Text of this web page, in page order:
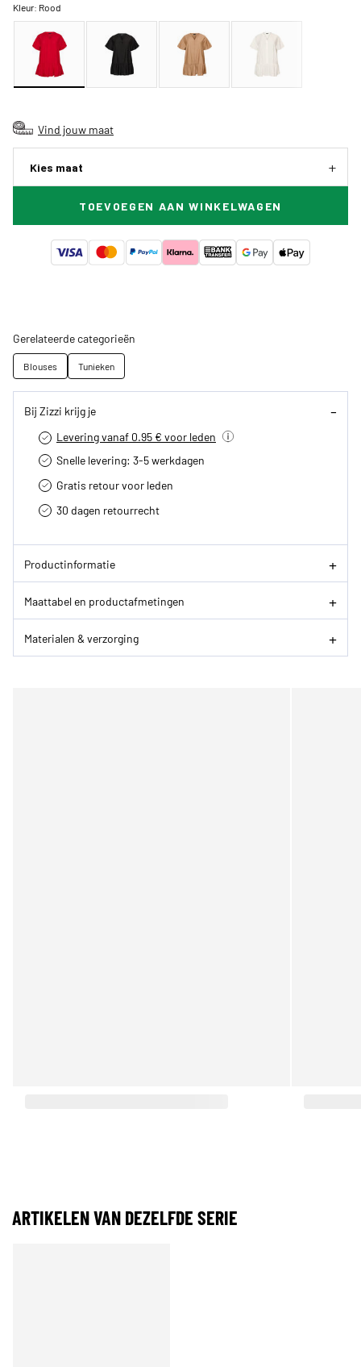
Kleur: Rood
Vind jouw maat
Kies maat
TOEVOEGEN AAN WINKELWAGEN
Gerelateerde categorieën
Blouses Tunieken
Bij Zizzi krijg je
Levering vanaf 0.95 € voor leden
Snelle levering: 3-5 werkdagen
Gratis retour voor leden
30 dagen retourrecht­
Productinformatie
Maattabel en productafmetingen
Materialen & verzorging
ARTIKELEN VAN DEZELFDE SERIE